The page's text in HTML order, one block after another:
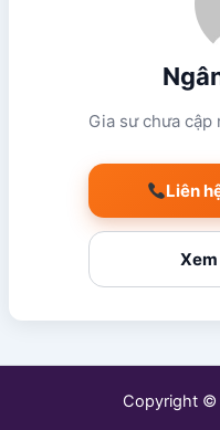
Gia sư chưa
Liên
Copyright ©